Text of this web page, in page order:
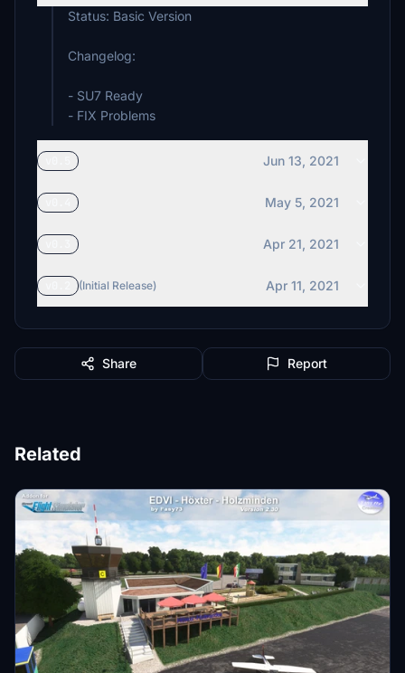
Status: Basic Version
Changelog:
- SU7 Ready
- FIX Problems
Jun 13, 2021
May 5, 2021
Apr 21, 2021
(Initial Release) Apr 11, 2021
Share Report
Related